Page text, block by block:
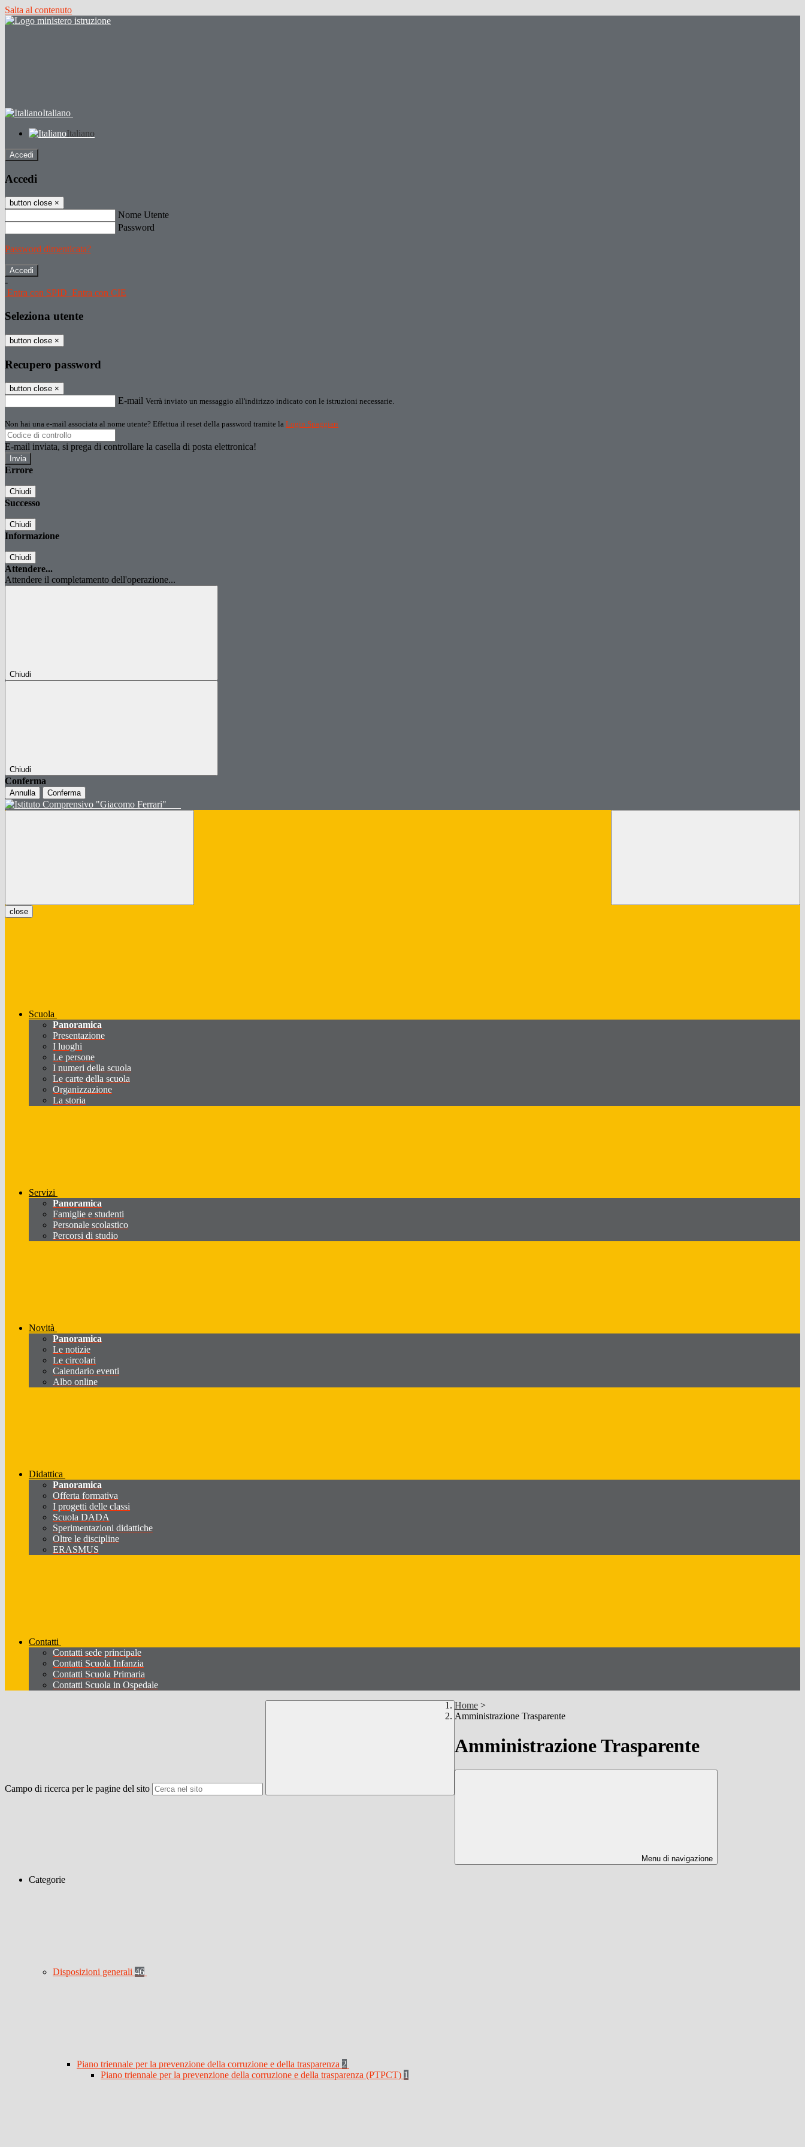
Salta al contenuto
Italiano
Italiano
Accedi
Accedi
button close ×
Nome Utente
Password
Password dimenticata?
-
Entra con SPID Entra con CIE
Seleziona utente
button close ×
Recupero password
button close ×
E-mail Verrà inviato un messaggio all'indirizzo indicato con le istruzioni necessarie.
Non hai una e-mail associata al nome utente? Effettua il reset della password tramite la Login Spaggiari
E-mail inviata, si prega di controllare la casella di posta elettronica!
Errore
Chiudi
Successo
Chiudi
Informazione
Chiudi
Attendere...
Attendere il completamento dell'operazione...
Chiudi
Chiudi
Conferma
Annulla Conferma
close
Scuola
Panoramica
Presentazione
I luoghi
Le persone
I numeri della scuola
Le carte della scuola
Organizzazione
La storia
Servizi
Panoramica
Famiglie e studenti
Personale scolastico
Percorsi di studio
Novità
Panoramica
Le notizie
Le circolari
Calendario eventi
Albo online
Didattica
Panoramica
Offerta formativa
I progetti delle classi
Scuola DADA
Sperimentazioni didattiche
Oltre le discipline
ERASMUS
Contatti
Contatti sede principale
Contatti Scuola Infanzia
Contatti Scuola Primaria
Contatti Scuola in Ospedale
Campo di ricerca per le pagine del sito
Home >
Amministrazione Trasparente
Amministrazione Trasparente
Menu di navigazione
Categorie
Disposizioni generali 46
Piano triennale per la prevenzione della corruzione e della trasparenza 2
Piano triennale per la prevenzione della corruzione e della trasparenza (PTPCT) 1